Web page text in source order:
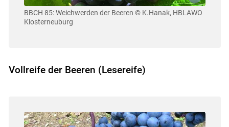
Skip to main content
BBCH 85: Weichwerden der Beeren © K.Hanak, HBLAWO
Klosterneuburg
Vollreife der Beeren (Lesereife)